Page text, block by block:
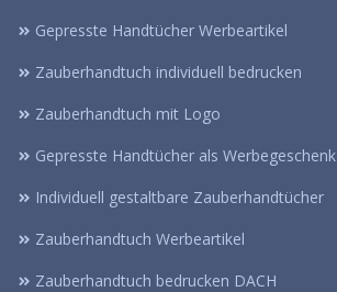
Gepresste Handtücher Werbeartikel
Zauberhandtuch individuell bedrucken
Zauberhandtuch mit Logo
Gepresste Handtücher als Werbegeschenk
Individuell gestaltbare Zauberhandtücher
Zauberhandtuch Werbeartikel
Zauberhandtuch bedrucken DACH